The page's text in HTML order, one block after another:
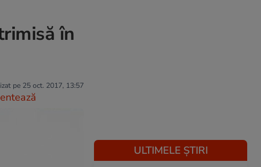
în
pe 25 oct. 2017, 13:57
ULTIMELE ȘTIRI